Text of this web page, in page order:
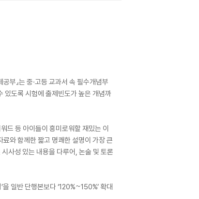
부』는 중·고등 교과서 속 필수개념부
있도록 시험에 출제빈도가 높은 개념까
드 등 아이들이 흥미로워할 재밌는 이
와 함께한 짧고 명쾌한 설명이 가장 큰
사성 있는 내용을 다루어, 논술 및 토론
일반 단행본보다 ‘120%~150%’ 확대